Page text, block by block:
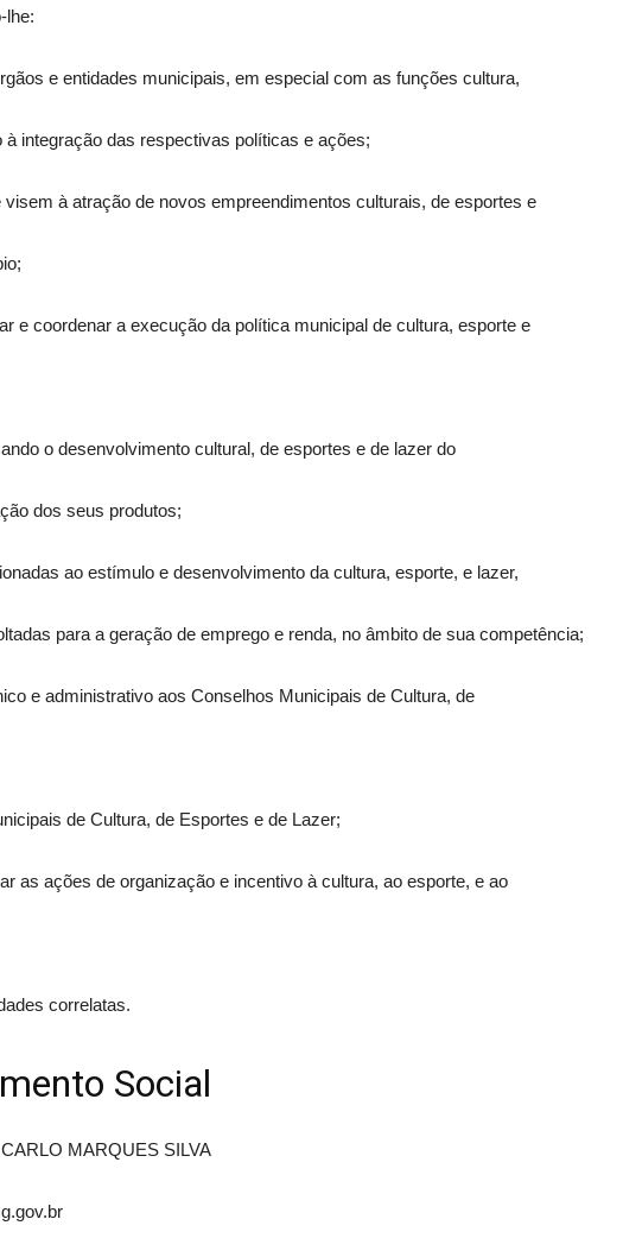
lhe:
e entidades municipais, em especial com as funções cultura,
à integração das respectivas políticas e ações;
à atração de novos empreendimentos culturais, de esportes e
e coordenar a execução da política municipal de cultura, esporte e
o desenvolvimento cultural, de esportes e de lazer do
dos seus produtos;
ao estímulo e desenvolvimento da cultura, esporte, e lazer,
para a geração de emprego e renda, no âmbito de sua competência;
e administrativo aos Conselhos Municipais de Cultura, de
de Cultura, de Esportes e de Lazer;
as ações de organização e incentivo à cultura, ao esporte, e ao
correlatas.
Social
MARQUES SILVA